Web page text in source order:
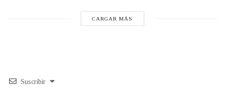
CARGAR MÁS
Suscribir